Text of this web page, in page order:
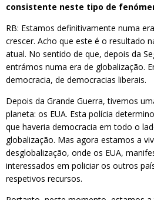
consistente neste tipo de
RB: Estamos definitivamente numa
crescer. Acho que este é o resultado
atual. No sentido de que, depois da
entrámos numa era de globalização.
democracia, de democracias liberais.
Depois da Grande Guerra, tivemos
planeta: os EUA. Esta polícia
que haveria democracia em todo o
globalização. Mas agora estamos a
desglobalização, onde os EUA,
interessados em policiar os outros
respetivos recursos.